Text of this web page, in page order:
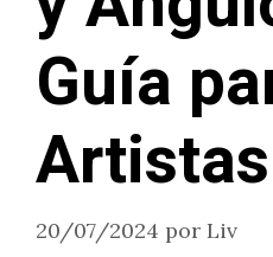
Guía
Artistas
20/07/2024 por Liv